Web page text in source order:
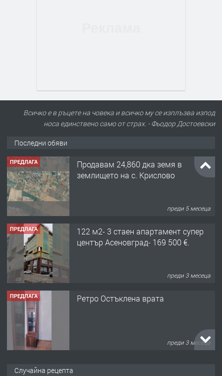
Всичко е в ръцете на човека и всичко му се изплъзва изпод
носа единствено само от страх. - Фьодор Достоевски
Последни обяви
ПРЕДЛАГА
Продавам 24,860 дка земя в
землището на с. Крислово
преди 5 месеца
ПРЕДЛАГА
122 м2- 3 стаен апартамент супер
център Асеновград- 169 500 €.
преди 3 месеца
ПРЕДЛАГА Ретро Остъклена врата
преди 3 месеца
Случайна рецепта